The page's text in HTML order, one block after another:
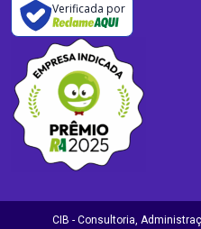
Verificada por
CIB - Consultoria,